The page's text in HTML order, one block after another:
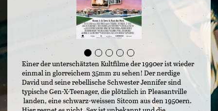
Einer der unterschätzten Kultfilme der 1990er ist wieder
einmal in glorreichem 35mm zu sehen! Der nerdige
David und seine rebellische Schwester Jennifer sind
typische Gen-X-Teenager, die plötzlich in Pleasantville
landen, eine schwarz-weissen Sitcom aus den 1950ern.